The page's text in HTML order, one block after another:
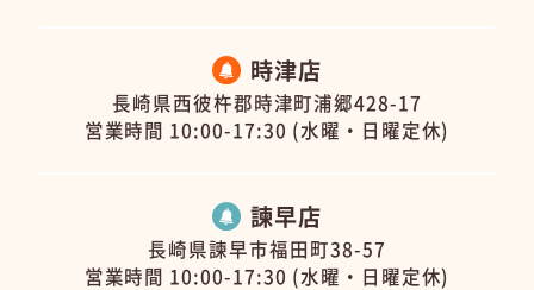
時津店
長崎県西彼杵郡時津町浦郷428-17
営業時間 10:00-17:30 (水曜・日曜定休)
諫早店
長崎県諫早市福田町38-57
営業時間 10:00-17:30 (水曜・日曜定休)